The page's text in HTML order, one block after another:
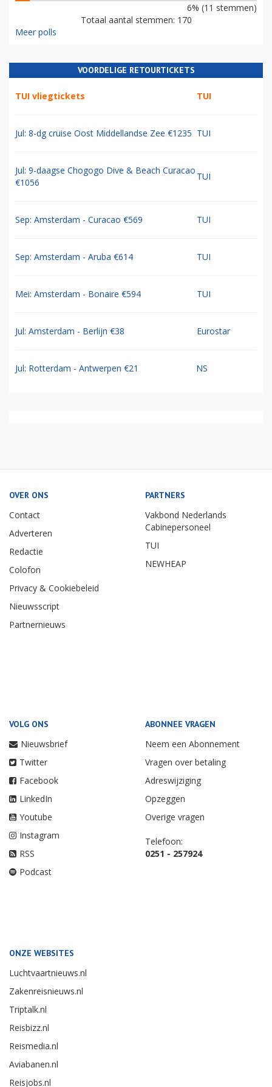
6% (11 stemmen)
Totaal aantal stemmen: 170
Meer polls
VOORDELIGE RETOURTICKETS
TUI vliegtickets TUI
Jul: 8-dg cruise Oost Middellandse Zee €1235 TUI
Jul: 9-daagse Chogogo Dive & Beach Curacao
€1056
TUI
Sep: Amsterdam - Curacao €569 TUI
Sep: Amsterdam - Aruba €614 TUI
Mei: Amsterdam - Bonaire €594 TUI
Jul: Amsterdam - Berlijn €38 Eurostar
Jul: Rotterdam - Antwerpen €21 NS
OVER ONS
Contact
Adverteren
Redactie
Colofon
Privacy & Cookiebeleid
Nieuwsscript
Partnernieuws
PARTNERS
Vakbond Nederlands
Cabinepersoneel
TUI
NEWHEAP
VOLG ONS
Nieuwsbrief
Twitter
Facebook
LinkedIn
Youtube
Instagram
RSS
Podcast
ABONNEE VRAGEN
Neem een Abonnement
Vragen over betaling
Adreswijziging
Opzeggen
Overige vragen
Telefoon:
0251 - 257924
ONZE WEBSITES
Luchtvaartnieuws.nl
Zakenreisnieuws.nl
Triptalk.nl
Reisbizz.nl
Reismedia.nl
Aviabanen.nl
Reisjobs.nl